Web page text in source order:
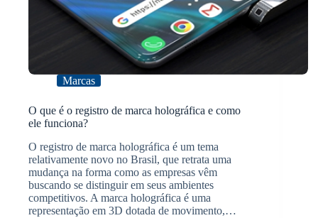
Marcas
O que é o registro de marca holográfica e como
ele funciona?
O registro de marca holográfica é um tema
relativamente novo no Brasil, que retrata uma
mudança na forma como as empresas vêm
buscando se distinguir em seus ambientes
competitivos. A marca holográfica é uma
representação em 3D dotada de movimento,…